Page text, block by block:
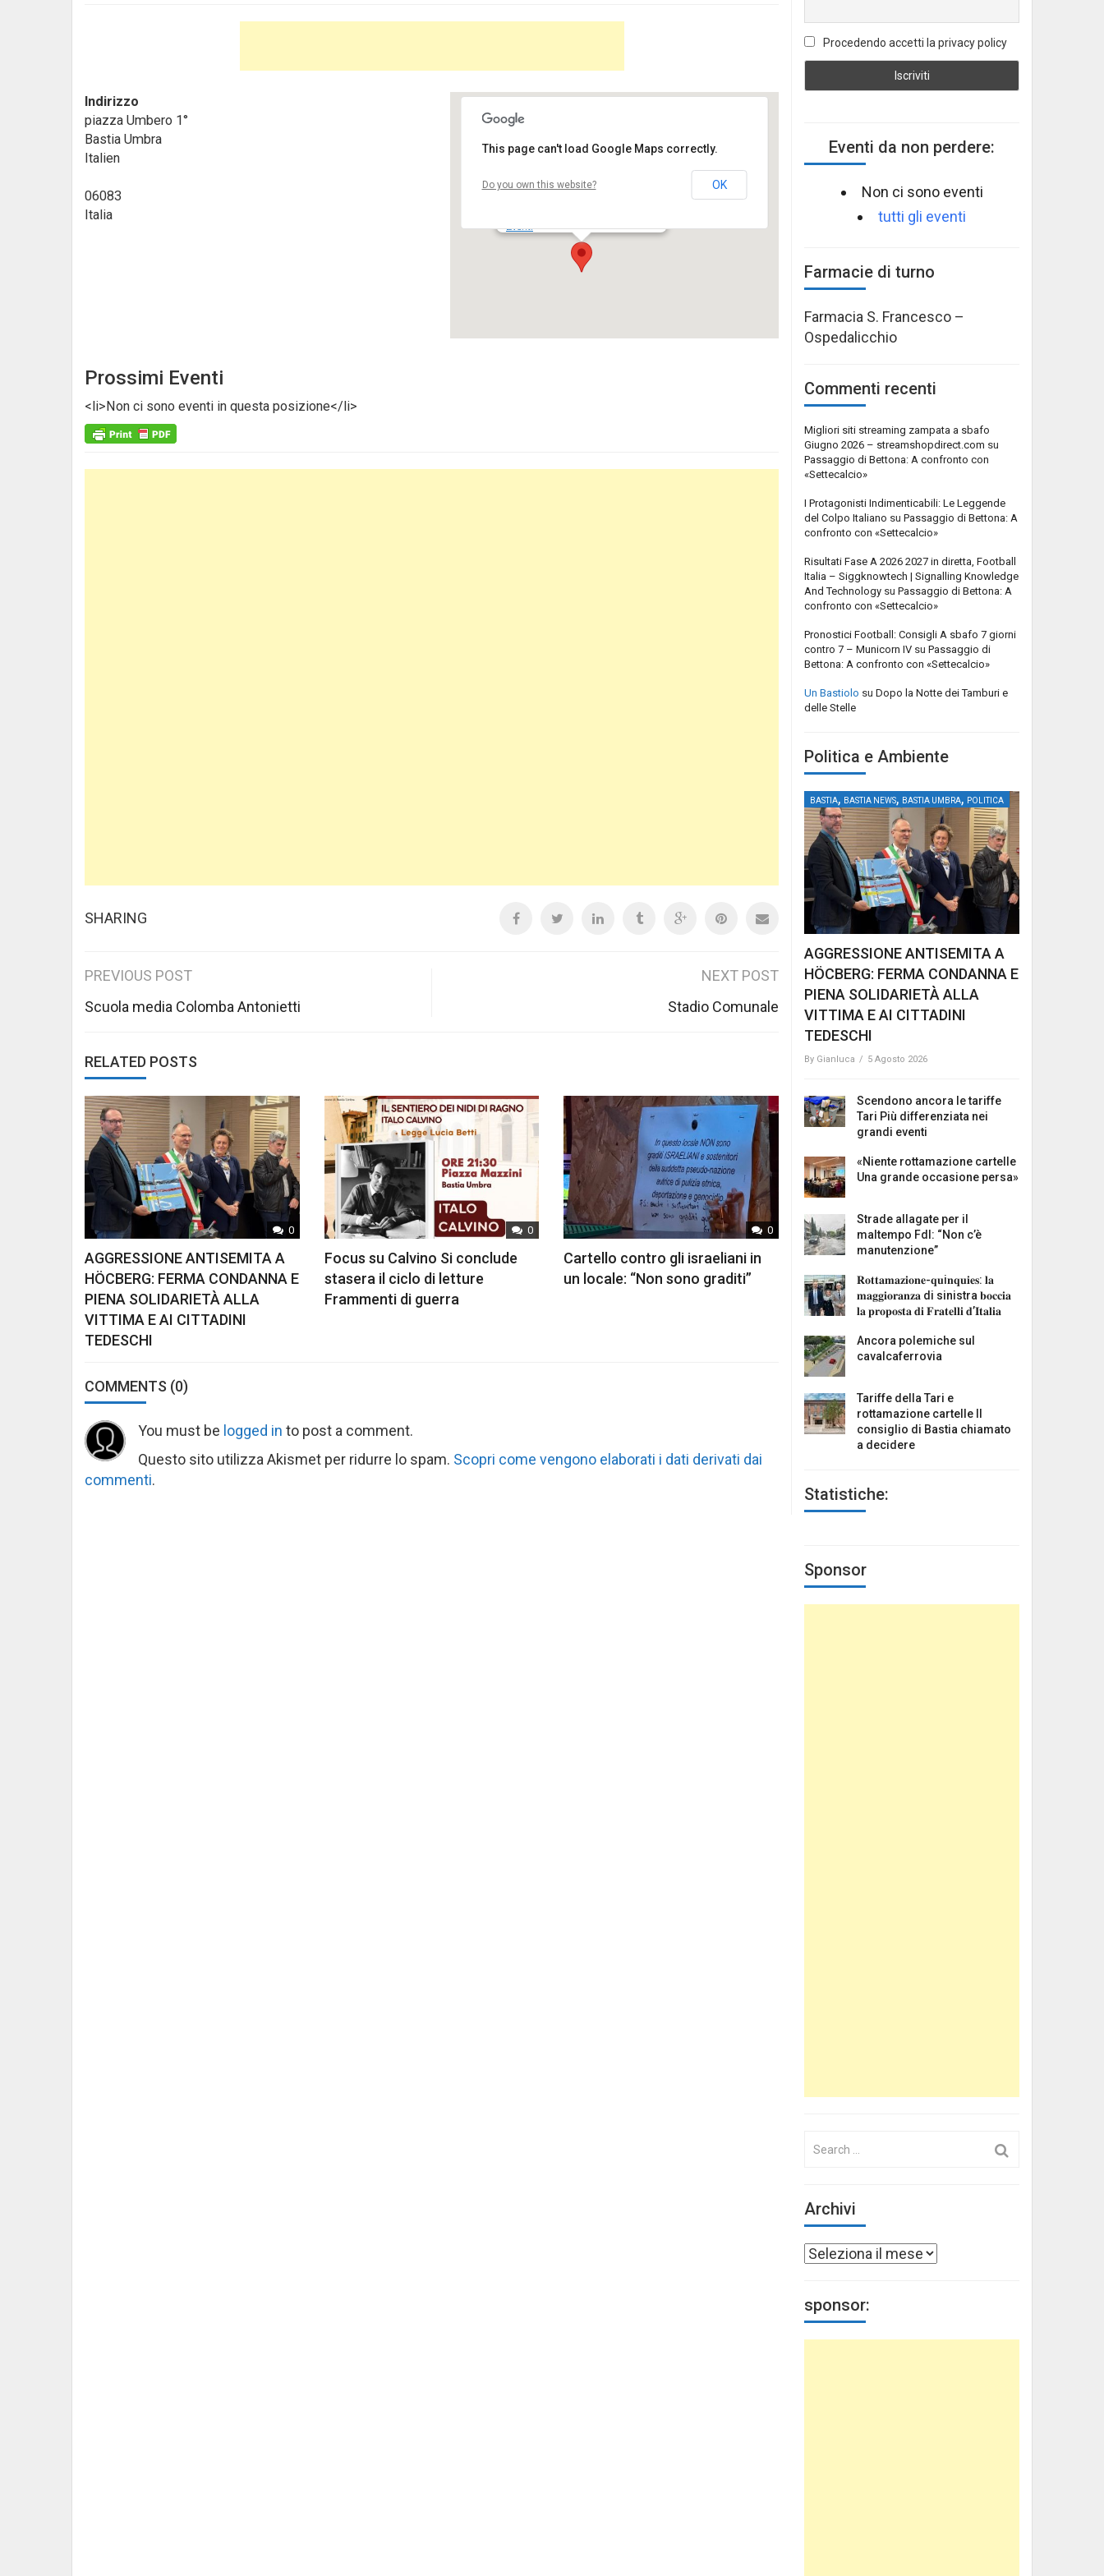
Eventi
This page can't load Google Maps correctly.
Do you own this website? OK
Indirizzo
piazza Umbero 1°
Bastia Umbra
Italien
06083
Italia
Prossimi Eventi
<li>Non ci sono eventi in questa posizione</li>
SHARING
Post
navigation
PREVIOUS POST
Scuola media Colomba Antonietti
NEXT POST
Stadio Comunale
RELATED POSTS
0
AGGRESSIONE ANTISEMITA A
HÖCBERG: FERMA CONDANNA E
PIENA SOLIDARIETÀ ALLA
VITTIMA E AI CITTADINI
TEDESCHI
0
Focus su Calvino Si conclude
stasera il ciclo di letture
Frammenti di guerra
0
Cartello contro gli israeliani in
un locale: “Non sono graditi”
COMMENTS (0)
You must be logged in to post a comment.
Questo sito utilizza Akismet per ridurre lo spam. Scopri come vengono elaborati i dati derivati dai
commenti.
Procedendo accetti la privacy policy
Eventi da non perdere:
Non ci sono eventi
tutti gli eventi
Farmacie di turno
Farmacia S. Francesco –
Ospedalicchio
Commenti recenti
Migliori siti streaming zampata a sbafo
Giugno 2026 – streamshopdirect.com su
Passaggio di Bettona: A confronto con
«Settecalcio»
I Protagonisti Indimenticabili: Le Leggende
del Colpo Italiano su Passaggio di Bettona: A
confronto con «Settecalcio»
Risultati Fase A 2026 2027 in diretta, Football
Italia – Siggknowtech | Signalling Knowledge
And Technology su Passaggio di Bettona: A
confronto con «Settecalcio»
Pronostici Football: Consigli A sbafo 7 giorni
contro 7 – Municorn IV su Passaggio di
Bettona: A confronto con «Settecalcio»
Un Bastiolo su Dopo la Notte dei Tamburi e
delle Stelle
Politica e Ambiente
BASTIA, BASTIA NEWS, BASTIA UMBRA, POLITICA
AGGRESSIONE ANTISEMITA A
HÖCBERG: FERMA CONDANNA E
PIENA SOLIDARIETÀ ALLA
VITTIMA E AI CITTADINI
TEDESCHI
By Gianluca / 5 Agosto 2026
Scendono ancora le tariffe
Tari Più differenziata nei
grandi eventi
«Niente rottamazione cartelle
Una grande occasione persa»
Strade allagate per il
maltempo FdI: “Non c’è
manutenzione”
𝐑𝐨𝐭𝐭𝐚𝐦𝐚𝐳𝐢𝐨𝐧𝐞-𝐪𝐮i𝐧𝐪𝐮𝐢𝐞𝐬: 𝐥𝐚
𝐦𝐚𝐠𝐠𝐢𝐨𝐫𝐚𝐧𝐳𝐚 di sinistra 𝐛𝐨𝐜𝐜𝐢𝐚
𝐥𝐚 𝐩𝐫𝐨𝐩𝐨𝐬𝐭𝐚 𝐝𝐢 𝐅𝐫𝐚𝐭𝐞𝐥𝐥𝐢 𝐝’𝐈𝐭𝐚𝐥𝐢𝐚
Ancora polemiche sul
cavalcaferrovia
Tariffe della Tari e
rottamazione cartelle Il
consiglio di Bastia chiamato
a decidere
Statistiche:
Sponsor
Archivi
Archivi
sponsor: